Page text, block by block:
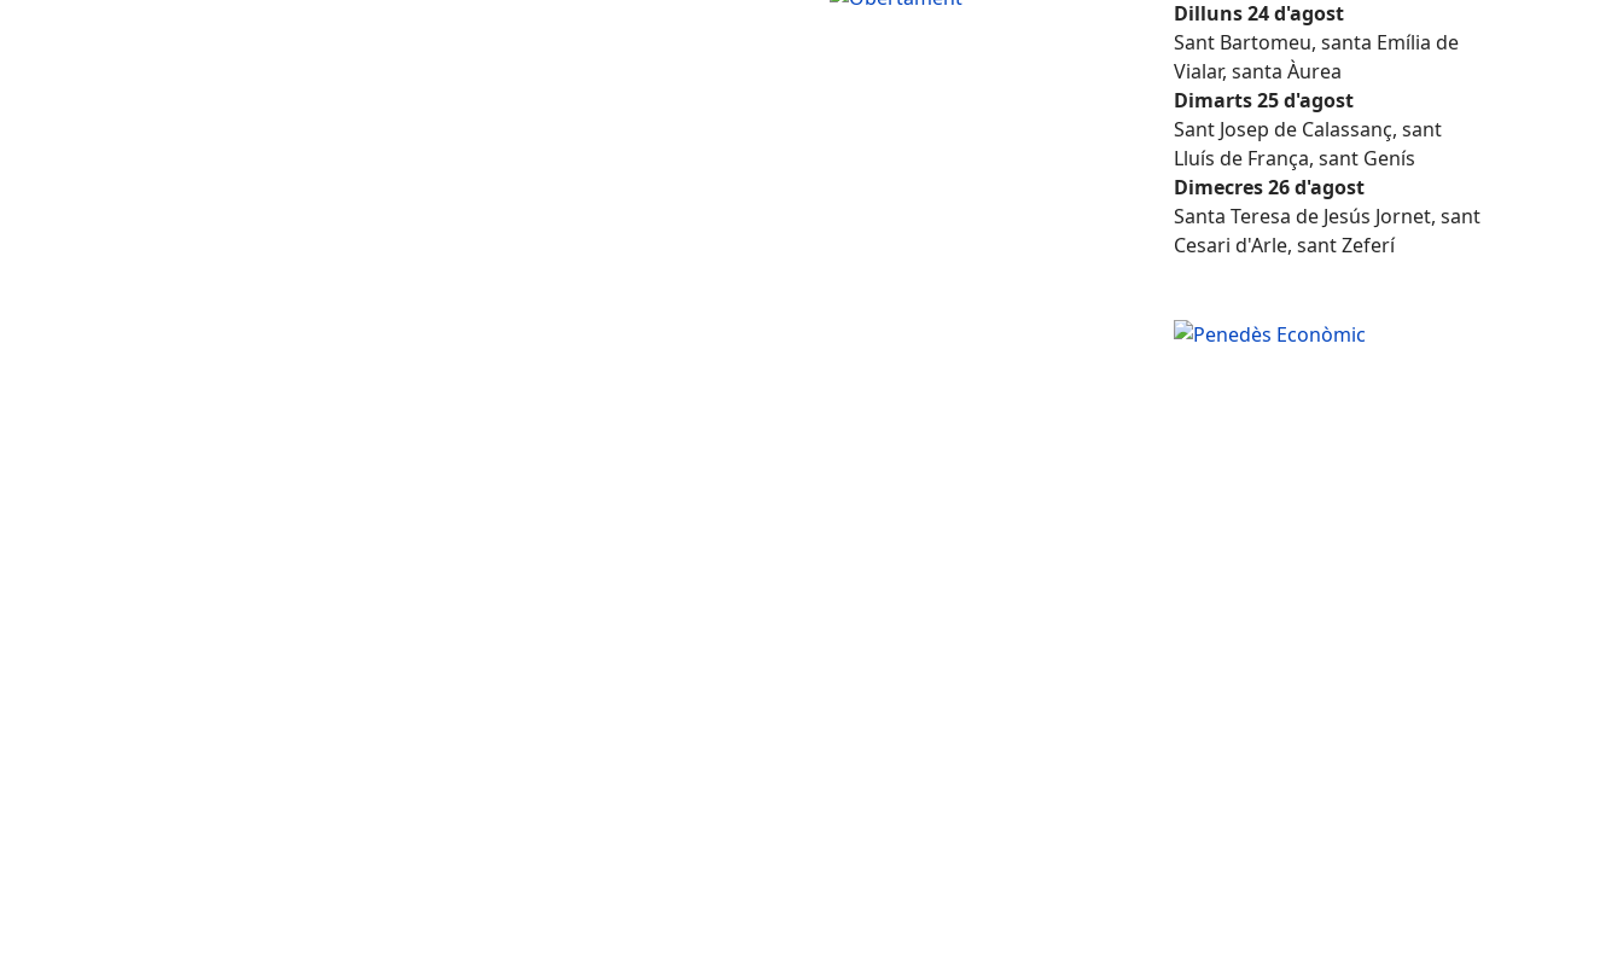
Dilluns 24 d'agost
Sant Bartomeu, santa Emília de
Vialar, santa Àurea
Dimarts 25 d'agost
Sant Josep de Calassanç, sant
Lluís de França, sant Genís
Dimecres 26 d'agost
Santa Teresa de Jesús Jornet, sant
Cesari d'Arle, sant Zeferí